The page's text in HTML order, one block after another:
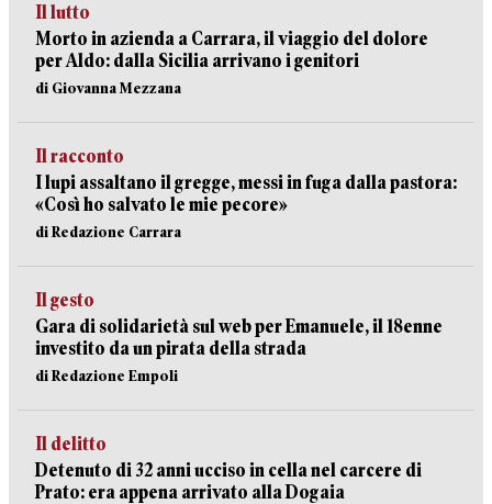
Il lutto
Morto in azienda a Carrara, il viaggio del dolore
per Aldo: dalla Sicilia arrivano i genitori
di Giovanna Mezzana
Il racconto
I lupi assaltano il gregge, messi in fuga dalla pastora:
«Così ho salvato le mie pecore»
di Redazione Carrara
Il gesto
Gara di solidarietà sul web per Emanuele, il 18enne
investito da un pirata della strada
di Redazione Empoli
Il delitto
Detenuto di 32 anni ucciso in cella nel carcere di
Prato: era appena arrivato alla Dogaia